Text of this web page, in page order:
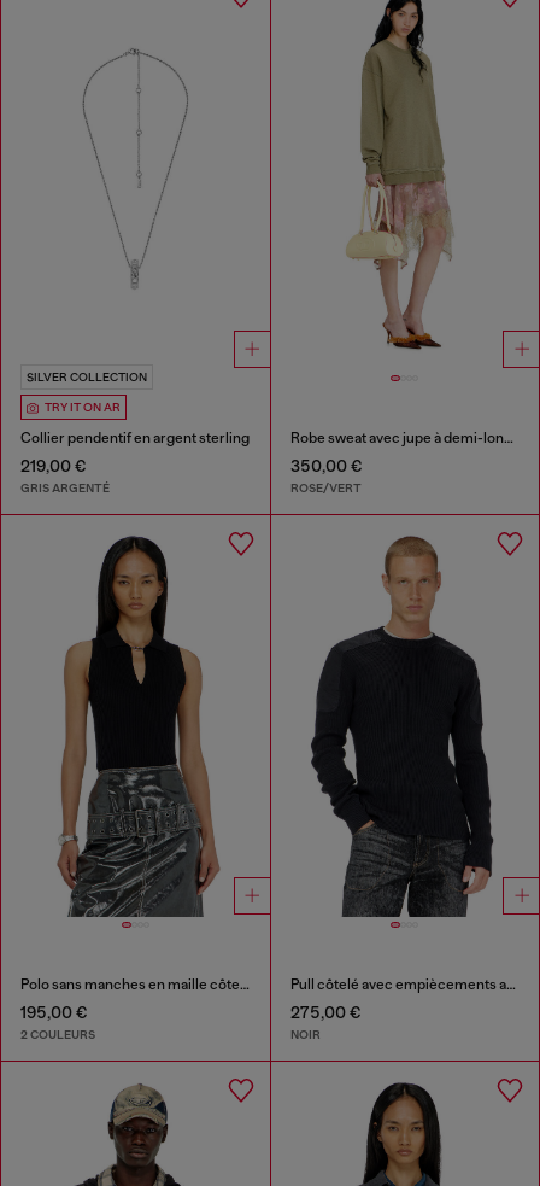
SILVER COLLECTION
TRY IT ON AR
Collier pendentif en argent sterling
219,00 €
GRIS ARGENTÉ
Robe sweat avec jupe à demi-longueur en chiffon et dentelle
350,00 €
ROSE/VERT
Polo sans manches en maille côtelée, mélange de soie
195,00 €
2 COULEURS
Pull côtelé avec empiècements aux épaules
275,00 €
NOIR